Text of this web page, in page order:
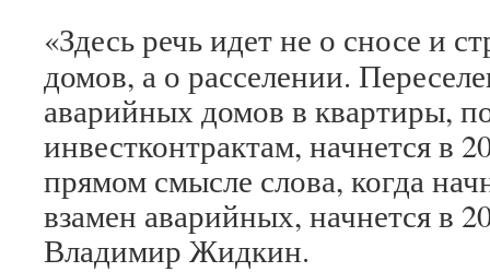
«Здесь речь идет не о сносе и
домов, а о расселении.
аварийных домов в квартиры,
инвестконтрактам, начнется в
прямом смысле слова, когда
взамен аварийных, начнется в
Владимир Жидкин.